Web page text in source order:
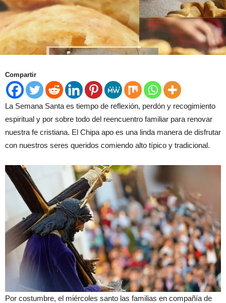
Compartir
La Semana Santa es tiempo de reflexión, perdón y recogimiento
espiritual y por sobre todo del reencuentro familiar para renovar
nuestra fe cristiana. El Chipa apo es una linda manera de disfrutar
con nuestros seres queridos comiendo alto típico y tradicional.
Por costumbre, el miércoles santo las familias en compañía de